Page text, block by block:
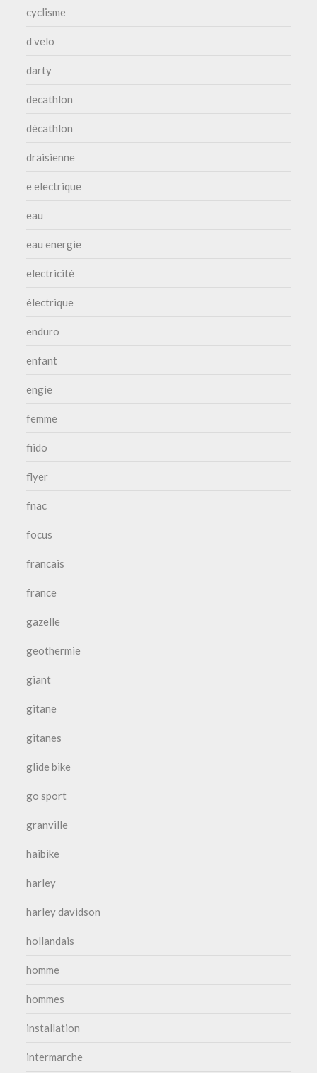
cyclisme
d velo
darty
decathlon
décathlon
draisienne
e electrique
eau
eau energie
electricité
électrique
enduro
enfant
engie
femme
fiido
flyer
fnac
focus
francais
france
gazelle
geothermie
giant
gitane
gitanes
glide bike
go sport
granville
haibike
harley
harley davidson
hollandais
homme
hommes
installation
intermarche